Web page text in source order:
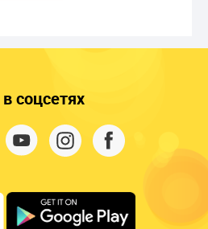
соцсетях